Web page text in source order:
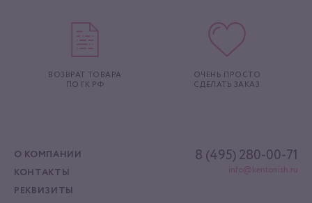
ВОЗВРАТ ТОВАРА
ПО ГК РФ
ОЧЕНЬ ПРОСТО
СДЕЛАТЬ ЗАКАЗ
О КОМПАНИИ
КОНТАКТЫ
РЕКВИЗИТЫ
8 (495) 280-00-71
info@kentonish.ru